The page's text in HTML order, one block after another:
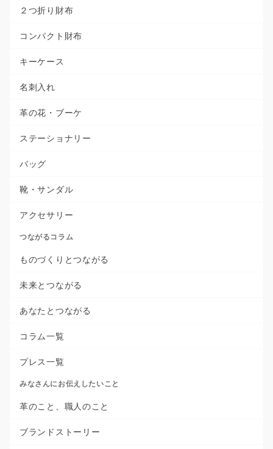
２つ折り財布
コンパクト財布
キーケース
名刺入れ
革の花・ブーケ
ステーショナリー
バッグ
靴・サンダル
アクセサリー
つながるコラム
ものづくりとつながる
未来とつながる
あなたとつながる
コラム一覧
プレス一覧
みなさんにお伝えしたいこと
革のこと、職人のこと
ブランドストーリー